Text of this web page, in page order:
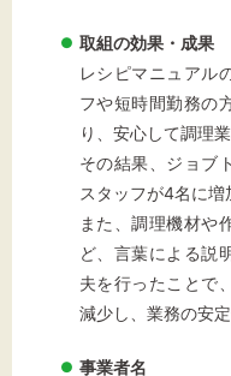
取組の効果・成果
レシピマニュアル
フや短時間勤務の
り、安心して調理
その結果、ジョブ
スタッフが4名に増
また、調理機材や
ど、言葉による説
夫を行ったことで
減少し、業務の安
事業者名